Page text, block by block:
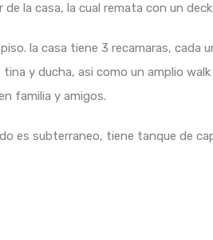
la casa, la cual remata con un
la casa tiene 3 recamaras,
y ducha, asi como un amplio
familia y amigos.
es subterraneo, tiene tanque de